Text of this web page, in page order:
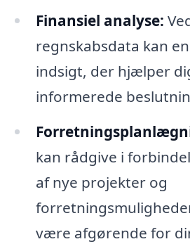
Finansiel analyse:
regnskabsdata kan
indsigt, der hjælper
informerede
kan rådgive i
af nye projekter og
være afgørende for